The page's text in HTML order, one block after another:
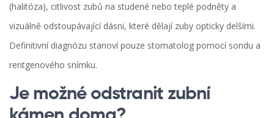
(halitóza), citlivost zubů na studené nebo teplé podněty a
vizuálně odstoupávající dásni, které dělají zuby opticky delšími.
Definitivní diagnózu stanoví pouze stomatolog pomocí sondu a
rentgenového snímku.
Je možné odstranit zubní